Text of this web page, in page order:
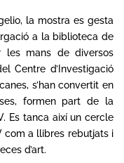
la mostra es gesta
a la biblioteca de
les mans de diversos
Centre d’Investigació
s’han convertit en
formen part de la
Es tanca així un cercle
com a llibres rebutjats i
d’art.